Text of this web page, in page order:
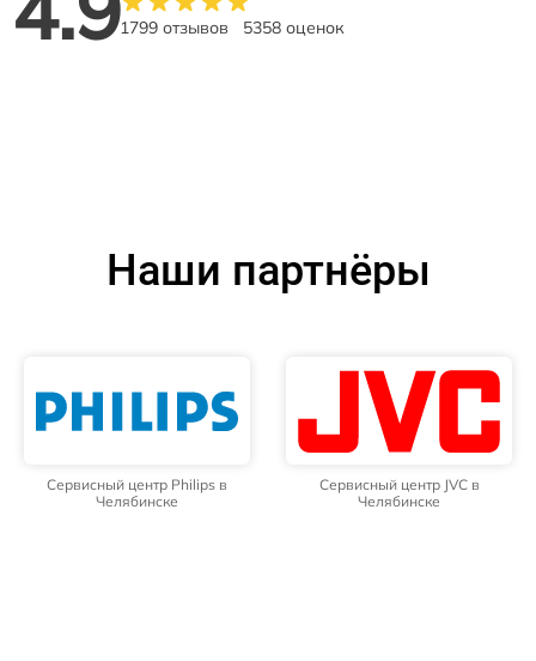
1799 отзывов 5358 оценок
Наши партнёры
Сервисный центр Philips в
Челябинске
Сервисный центр JVC в
Челябинске